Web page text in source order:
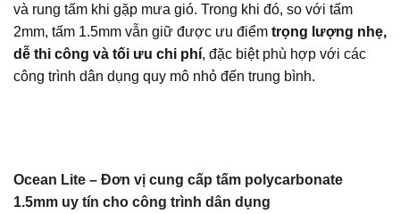
và rung tấm khi gặp mưa gió. Trong khi đó, so với tấm
2mm, tấm 1.5mm vẫn giữ được ưu điểm trọng lượng nhẹ,
dễ thi công và tối ưu chi phí, đặc biệt phù hợp với các
công trình dân dụng quy mô nhỏ đến trung bình.
Ocean Lite – Đơn vị cung cấp tấm polycarbonate
1.5mm uy tín cho công trình dân dụng